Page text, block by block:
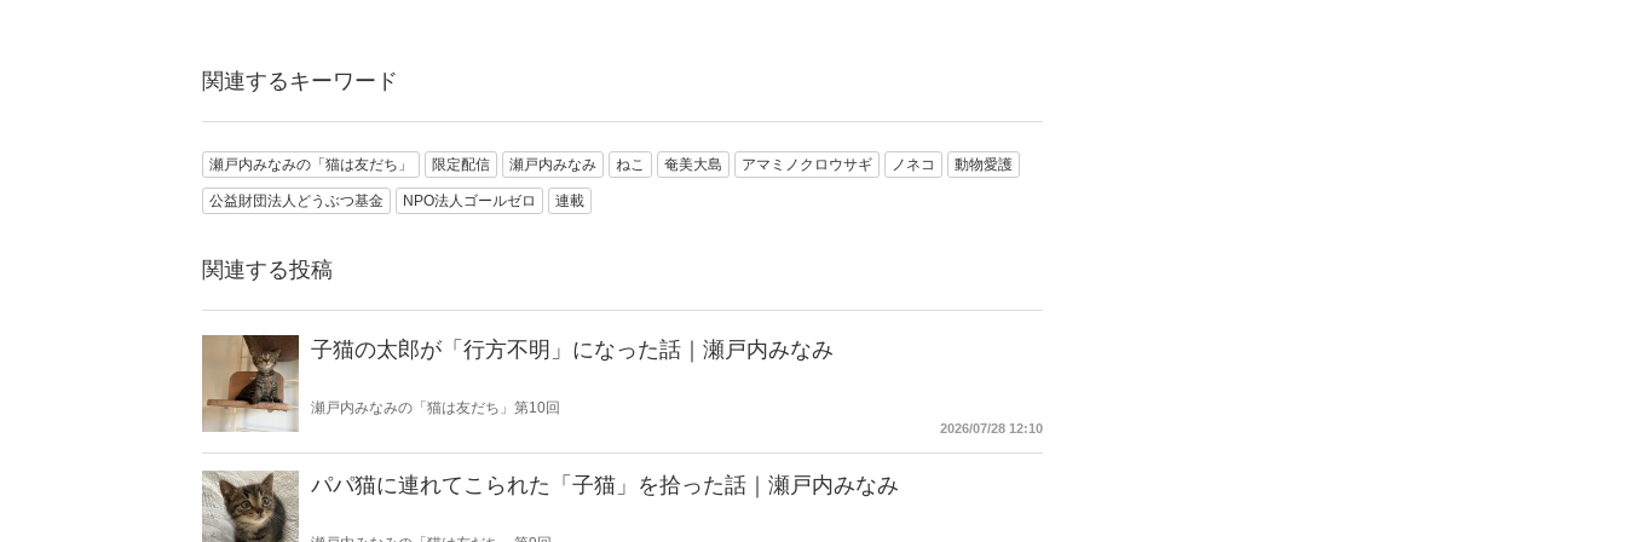
関連するキーワード
瀬戸内みなみの「猫は友だち」 限定配信 瀬戸内みなみ ねこ 奄美大島 アマミノクロウサギ ノネコ 動物愛護
公益財団法人どうぶつ基金 NPO法人ゴールゼロ 連載
関連する投稿
子猫の太郎が「行方不明」になった話｜瀬戸内みなみ
瀬戸内みなみの「猫は友だち」第10回
2026/07/28 12:10
パパ猫に連れてこられた「子猫」を拾った話｜瀬戸内みなみ